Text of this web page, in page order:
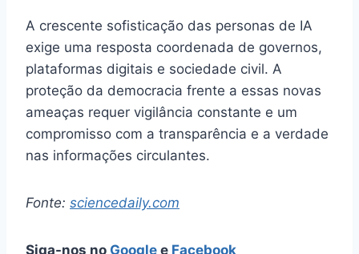
A crescente sofisticação das personas de IA
exige uma resposta coordenada de governos,
plataformas digitais e sociedade civil. A
proteção da democracia frente a essas novas
ameaças requer vigilância constante e um
compromisso com a transparência e a verdade
nas informações circulantes.
Fonte: sciencedaily.com
Siga-nos no Google e Facebook